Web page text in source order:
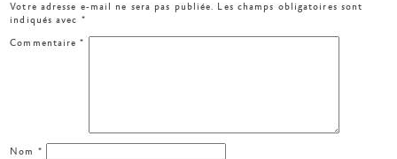
Votre adresse e-mail ne sera pas publiée. Les champs obligatoires sont
indiqués avec *
Commentaire*
Nom *